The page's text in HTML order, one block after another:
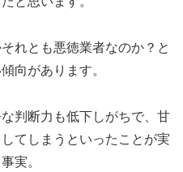
れとも悪徳業者なのか？と
向があります。
判断力も低下しがちで、甘
てしまうといったことが実
実。